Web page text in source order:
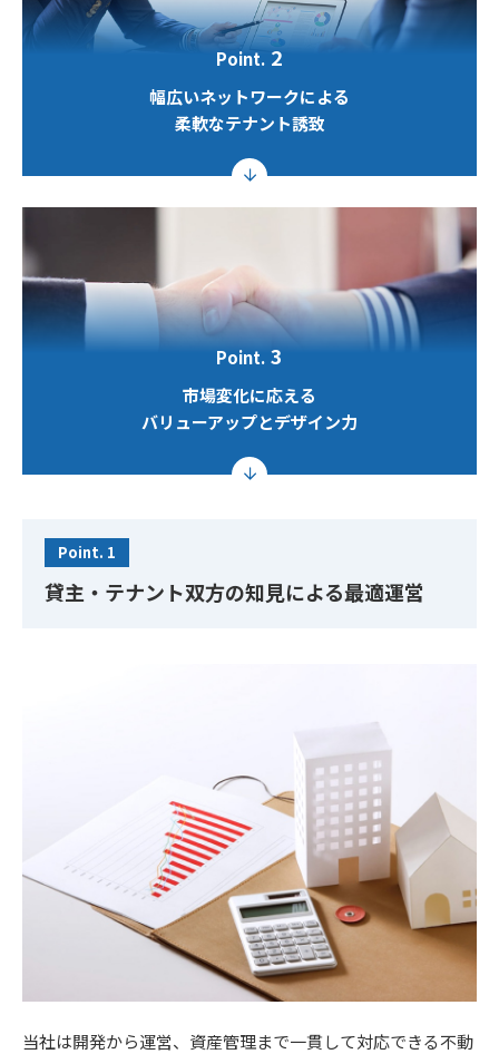
Point. 2
幅広いネットワークによる
柔軟なテナント誘致
Point. 3
市場変化に応える
バリューアップとデザイン力
Point. 1
貸主・テナント双方の知見による最適運営
当社は開発から運営、資産管理まで一貫して対応できる不動